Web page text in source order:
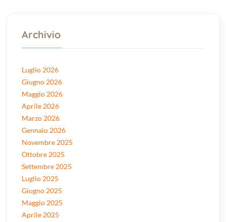
Archivio
Luglio 2026
Giugno 2026
Maggio 2026
Aprile 2026
Marzo 2026
Gennaio 2026
Novembre 2025
Ottobre 2025
Settembre 2025
Luglio 2025
Giugno 2025
Maggio 2025
Aprile 2025